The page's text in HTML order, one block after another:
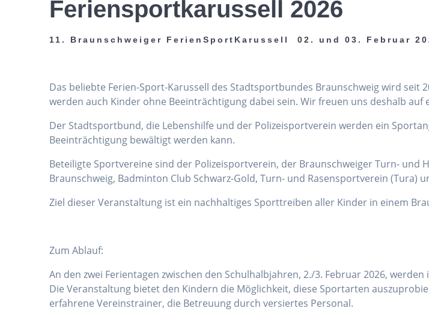
Feriensportkarussell 2026
11. Braunschweiger FerienSportKarussell 02. und 03. Februar
Das beliebte Ferien-Sport-Karussell des Stadtsportbundes Braunschweig wird
werden auch Kinder ohne Beeinträchtigung dabei sein. Wir freuen uns deshalb
Der Stadtsportbund, die Lebenshilfe und der Polizeisportverein werden ein
Beeinträchtigung bewältigt werden kann.
Beteiligte Sportvereine sind der Polizeisportverein, der Braunschweiger Turn- und
Braunschweig, Badminton Club Schwarz-Gold, Turn- und Rasensportverein (Tura)
Ziel dieser Veranstaltung ist ein nachhaltiges Sporttreiben aller Kinder in einem
Zum Ablauf:
An den zwei Ferientagen zwischen den Schulhalbjahren, 2./3. Februar 2026,
Die Veranstaltung bietet den Kindern die Möglichkeit, diese Sportarten
erfahrene Vereinstrainer, die Betreuung durch versiertes Personal.